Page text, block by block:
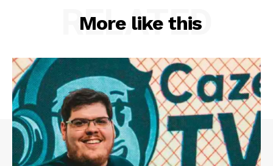
More like this
RELATED